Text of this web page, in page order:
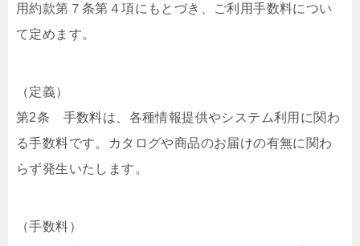
用約款第７条第４項にもとづき、ご利用手数料につい
て定めます。
（定義）
第2条 手数料は、各種情報提供やシステム利用に関わ
る手数料です。カタログや商品のお届けの有無に関わ
らず発生いたします。
（手数料）